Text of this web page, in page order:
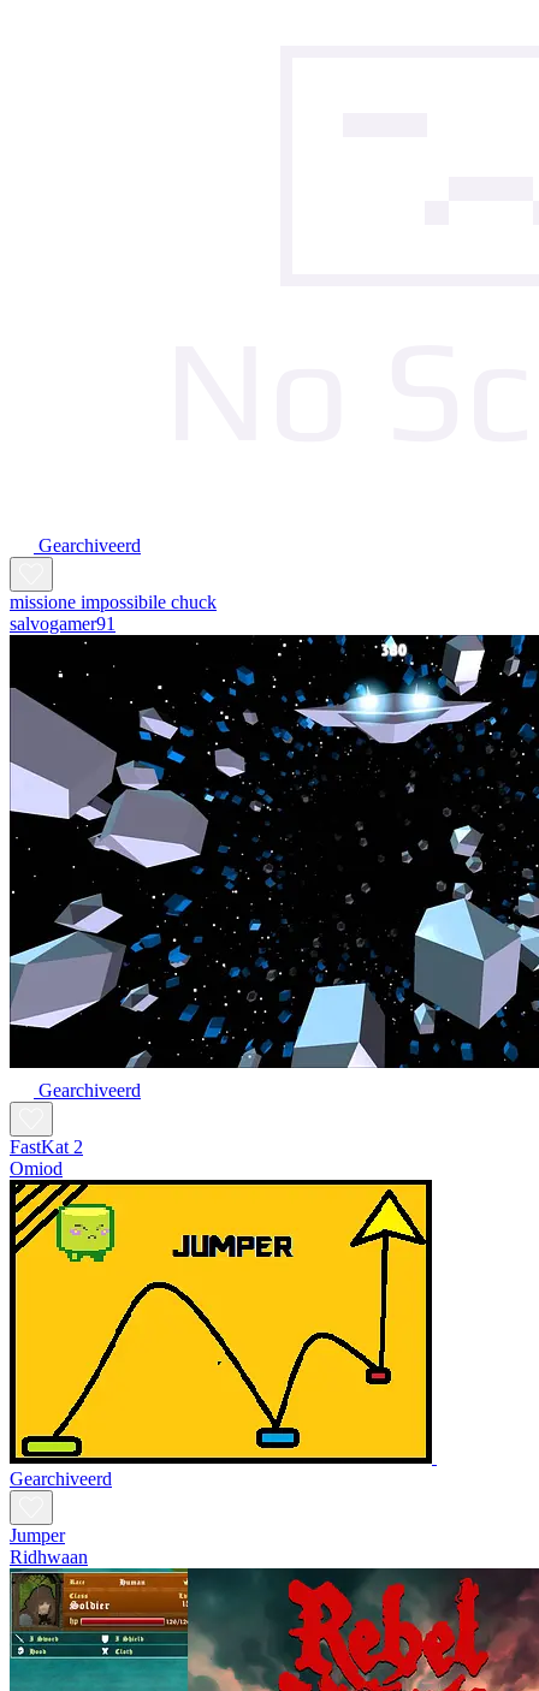
Gearchiveerd
missione impossibile chuck
salvogamer91
Gearchiveerd
FastKat 2
Omiod
Gearchiveerd
Jumper
Ridhwaan